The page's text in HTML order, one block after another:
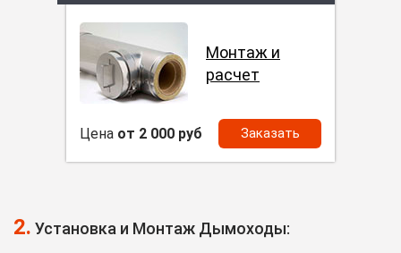
Монтаж и
расчет
Цена от 2 000 руб Заказать
2. Установка и Монтаж Дымоходы: